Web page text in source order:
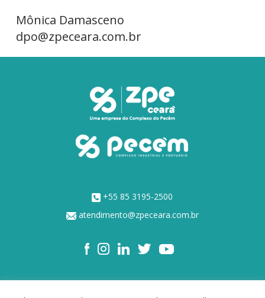
Mônica Damasceno
dpo@zpeceara.com.br
+55 85 3195-2500
atendimento@zpeceara.com.br
NOSSOS ACIONISTAS